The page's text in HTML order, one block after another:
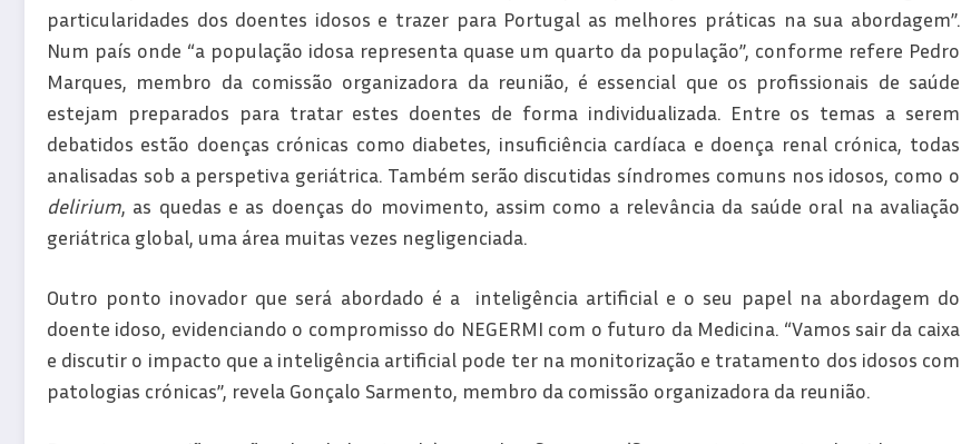
particularidades dos doentes idosos e trazer para Portugal as melhores práticas na sua abordagem”.
Num país onde “a população idosa representa quase um quarto da população”, conforme refere Pedro
Marques, membro da comissão organizadora da reunião, é essencial que os profissionais de saúde
estejam preparados para tratar estes doentes de forma individualizada. Entre os temas a serem
debatidos estão doenças crónicas como diabetes, insuficiência cardíaca e doença renal crónica, todas
analisadas sob a perspetiva geriátrica. Também serão discutidas síndromes comuns nos idosos, como o
delirium, as quedas e as doenças do movimento, assim como a relevância da saúde oral na avaliação
geriátrica global, uma área muitas vezes negligenciada.
Outro ponto inovador que será abordado é a inteligência artificial e o seu papel na abordagem do
doente idoso, evidenciando o compromisso do NEGERMI com o futuro da Medicina. “Vamos sair da caixa
e discutir o impacto que a inteligência artificial pode ter na monitorização e tratamento dos idosos com
patologias crónicas”, revela Gonçalo Sarmento, membro da comissão organizadora da reunião.